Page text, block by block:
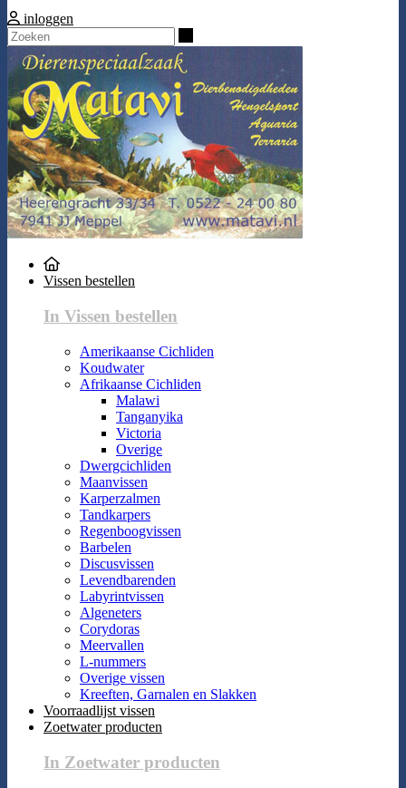
inloggen
Vissen bestellen
In Vissen bestellen
Amerikaanse Cichliden
Koudwater
Afrikaanse Cichliden
Malawi
Tanganyika
Victoria
Overige
Dwergcichliden
Maanvissen
Karperzalmen
Tandkarpers
Regenboogvissen
Barbelen
Discusvissen
Levendbarenden
Labyrintvissen
Algeneters
Corydoras
Meervallen
L-nummers
Overige vissen
Kreeften, Garnalen en Slakken
Voorraadlijst vissen
Zoetwater producten
In Zoetwater producten